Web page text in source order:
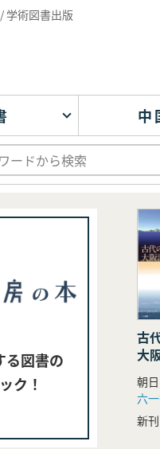
学術図書出版
中
る図書の
ク！
古
大
朝
六
新刊